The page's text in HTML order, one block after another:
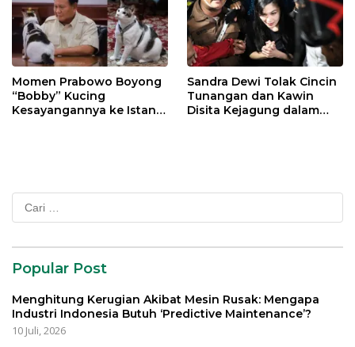
Momen Prabowo Boyong
“Bobby” Kucing
Kesayangannya ke Istana
Sandra Dewi Tolak Cincin
Tunangan dan Kawin
Disita Kejagung dalam
Cari
untuk:
Popular Post
Menghitung Kerugian Akibat Mesin Rusak: Mengapa
Industri Indonesia Butuh ‘Predictive Maintenance’?
10 Juli, 2026